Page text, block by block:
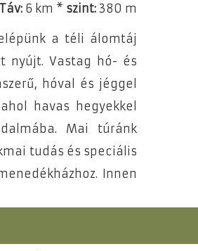
Táv: 6 km * szint: 380 m
a téli álomtáj
nyújt. Vastag hó- és
hóval és jéggel
havas hegyekkel
Mai túránk
tudás és speciális
Innen